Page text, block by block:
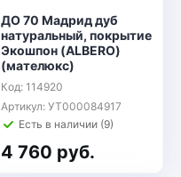
ДО 70 Мадрид дуб
натуральный, покрытие
Экошпон (ALBERO)
(мателюкс)
Код: 114920
Артикул: УТ000084917
Есть в наличии (9)
4 760 руб.